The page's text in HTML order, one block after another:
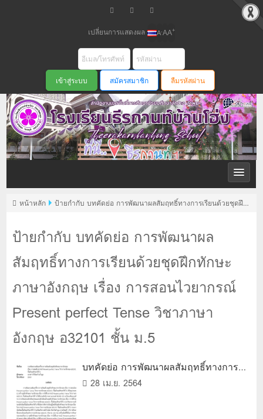
เปลี่ยนการแสดงผล A-AA+
สมัครสมาชิก ลืมรหัสผ่าน
ป้ายกำกับ บทคัดย่อ การพัฒนาผล
สัมฤทธิ์ทางการเรียนด้วยชุดฝึกทักษะ
ภาษาอังกฤษ เรื่อง การสอนไวยากรณ์
Present perfect Tense วิชาภาษา
อังกฤษ อ32101 ชั้น ม.5
หน้าหลัก
ป้ายกำกับ บทคัดย่อ การพัฒนาผลสัมฤทธิ์ทางการเรียนด้วยชุดฝึก
อังกฤษ อ32101 ชั้น ม.5
บทคัดย่อ การพัฒนาผลสัมฤทธิ์ทางการ
เรียนด้วยชุดฝึกทักษะภาษาอังกฤษ เรื่อง
28 เม.ย. 2564